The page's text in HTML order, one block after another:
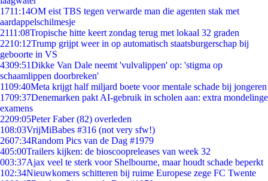
1711:14OM eist TBS tegen verwarde man die agenten stak met
aardappelschilmesje
2111:08Tropische hitte keert zondag terug met lokaal 32 graden
2210:12Trump grijpt weer in op automatisch staatsburgerschap bij
geboorte in VS
4309:51Dikke Van Dale neemt 'vulvalippen' op: 'stigma op
schaamlippen doorbreken'
1109:40Meta krijgt half miljard boete voor mentale schade bij jongeren
1709:37Denemarken pakt AI-gebruik in scholen aan: extra mondelinge
examens
2209:05Peter Faber (82) overleden
108:03VrijMiBabes #316 (not very sfw!)
2607:34Random Pics van de Dag #1979
405:00Trailers kijken: de bioscoopreleases van week 32
003:37Ajax veel te sterk voor Shelbourne, maar houdt schade beperkt
102:34Nieuwkomers schitteren bij ruime Europese zege FC Twente